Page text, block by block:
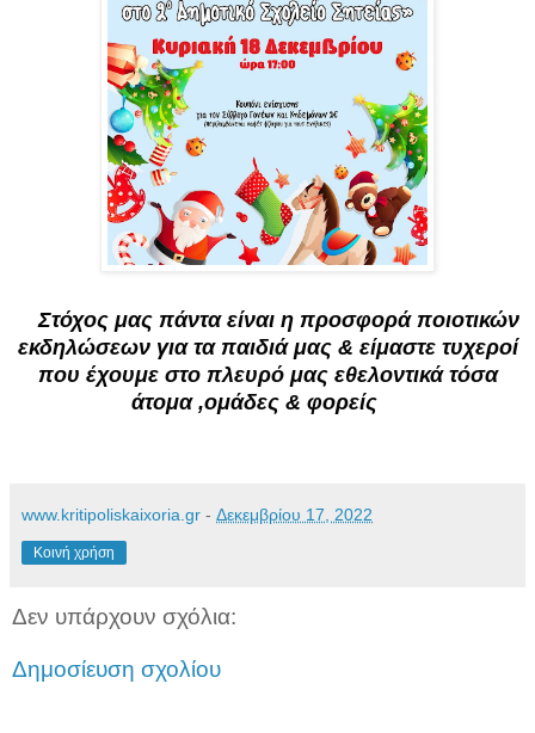
Στόχος μας πάντα είναι η προσφορά ποιοτικών
εκδηλώσεων για τα παιδιά μας & είμαστε τυχεροί
που έχουμε στο πλευρό μας εθελοντικά τόσα
άτομα ,ομάδες & φορείς
www.kritipoliskaixoria.gr - Δεκεμβρίου 17, 2022
Κοινή χρήση
Δεν υπάρχουν σχόλια:
Δημοσίευση σχολίου